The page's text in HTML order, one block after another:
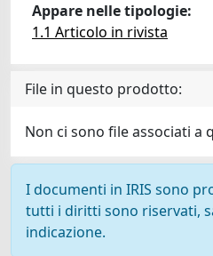
Appare nelle tipologie:
1.1 Articolo in rivista
File in questo prodotto:
Non ci sono file associati a
I documenti in IRIS sono
tutti i diritti sono riservati,
indicazione.